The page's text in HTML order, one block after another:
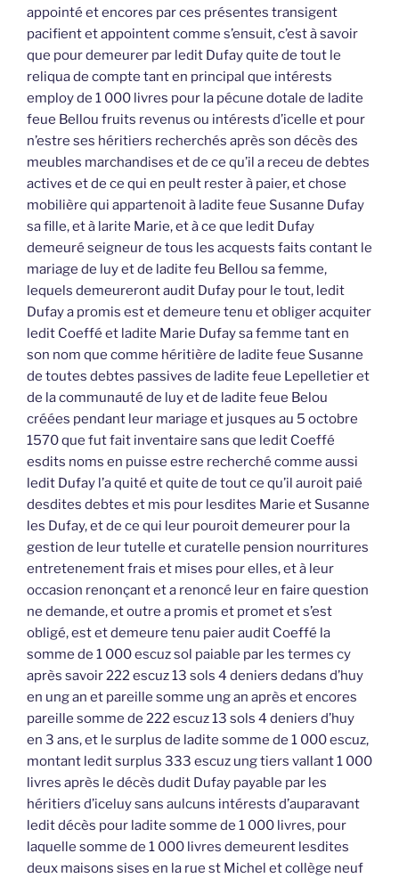
appointé et encores par ces présentes transigent
pacifient et appointent comme s’ensuit, c’est à savoir
que pour demeurer par ledit Dufay quite de tout le
reliqua de compte tant en principal que intérests
employ de 1 000 livres pour la pécune dotale de ladite
feue Bellou fruits revenus ou intérests d’icelle et pour
n’estre ses héritiers recherchés après son décès des
meubles marchandises et de ce qu’il a receu de debtes
actives et de ce qui en peult rester à paier, et chose
mobilière qui appartenoit à ladite feue Susanne Dufay
sa fille, et à larite Marie, et à ce que ledit Dufay
demeuré seigneur de tous les acquests faits contant le
mariage de luy et de ladite feu Bellou sa femme,
lequels demeureront audit Dufay pour le tout, ledit
Dufay a promis est et demeure tenu et obliger acquiter
ledit Coeffé et ladite Marie Dufay sa femme tant en
son nom que comme héritière de ladite feue Susanne
de toutes debtes passives de ladite feue Lepelletier et
de la communauté de luy et de ladite feue Belou
créées pendant leur mariage et jusques au 5 octobre
1570 que fut fait inventaire sans que ledit Coeffé
esdits noms en puisse estre recherché comme aussi
ledit Dufay l’a quité et quite de tout ce qu’il auroit paié
desdites debtes et mis pour lesdites Marie et Susanne
les Dufay, et de ce qui leur pouroit demeurer pour la
gestion de leur tutelle et curatelle pension nourritures
entretenement frais et mises pour elles, et à leur
occasion renonçant et a renoncé leur en faire question
ne demande, et outre a promis et promet et s’est
obligé, est et demeure tenu paier audit Coeffé la
somme de 1 000 escuz sol paiable par les termes cy
après savoir 222 escuz 13 sols 4 deniers dedans d’huy
en ung an et pareille somme ung an après et encores
pareille somme de 222 escuz 13 sols 4 deniers d’huy
en 3 ans, et le surplus de ladite somme de 1 000 escuz,
montant ledit surplus 333 escuz ung tiers vallant 1 000
livres après le décès dudit Dufay payable par les
héritiers d’iceluy sans aulcuns intérests d’auparavant
ledit décès pour ladite somme de 1 000 livres, pour
laquelle somme de 1 000 livres demeurent lesdites
deux maisons sises en la rue st Michel et collège neuf